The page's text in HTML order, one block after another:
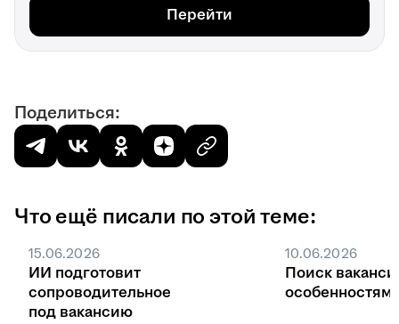
Перейти
Поделиться:
Что ещё писали по этой теме:
15.06.2026
ИИ подготовит
сопроводительное
под вакансию
10.06.2026
Поиск